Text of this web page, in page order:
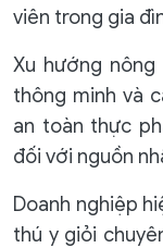
viên trong gia
Xu hướng
thông minh và
an toàn thực
đối với nguồn
Doanh nghiệp
thú y giỏi